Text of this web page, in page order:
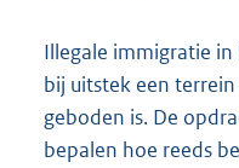
Illegale immigratie
bij uitstek een
geboden is. De
bepalen hoe reeds